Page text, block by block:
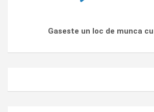
Gaseste un loc de munca cu